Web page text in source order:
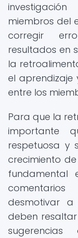
miembros del
corregir
resultados en
la
el
entre los
Para que la
importante
respetuosa y
crecimiento
fundamental
desmotivar
deben